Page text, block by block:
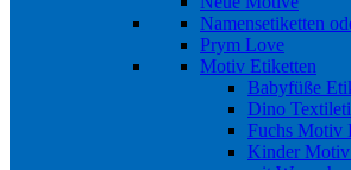
Namensetiketten
Prym Love
Motiv Etiketten
Babyfüße
Dino
Fuchs Motiv
Kinder Motiv